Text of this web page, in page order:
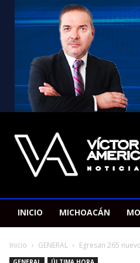
Americano
Victor
INICIO MICHOACÁN
Inicio GENERAL Egresan 265